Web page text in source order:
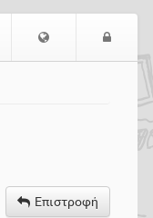
Επιλογή
Επιστροφή